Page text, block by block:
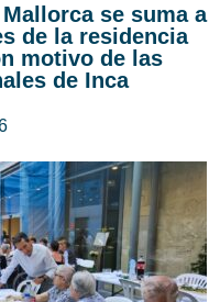
se suma a
de la residencia
motivo de las
de Inca